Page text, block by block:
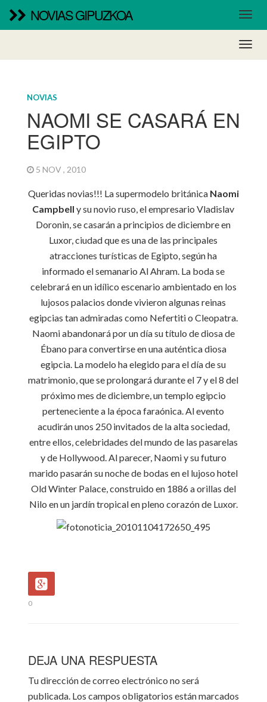
NOVIAS GIPUZKOA
NOVIAS
NAOMI SE CASARÁ EN
EGIPTO
5 NOV , 2010
Queridas novias!!! La supermodelo británica Naomi
Campbell y su novio ruso, el empresario Vladislav
Doronin, se casarán a principios de diciembre en
Luxor, ciudad que es una de las principales
atracciones turísticas de Egipto, según ha
informado el semanarioAl Ahram. La boda se
celebrará en un idílico escenario ambientado en los
lujosos palacios donde vivieron algunas reinas
egipcias tan admiradas como Nefertitio Cleopatra.
Naomiabandonará por un día su título dediosa de
Ébano para convertirse en una auténtica diosa
egipcia. La modelo ha elegido para el día de su
matrimonio, que se prolongará durante el 7 y el 8 del
próximo mes de diciembre, un templo egipcio
perteneciente a la época faraónica. Al evento
acudirán unos 250 invitados de la alta sociedad,
entre ellos, celebridades del mundo de las pasarelas
y de Hollywood. Al parecer, Naomiy su futuro
marido pasarán su noche de bodas en el lujoso hotel
Old Winter Palace, construido en 1886 a orillas del
Nilo en un jardín tropical en pleno corazón de Luxor.
0
DEJA UNA RESPUESTA
Tu dirección de correo electrónico no será
publicada. Los campos obligatorios están marcados